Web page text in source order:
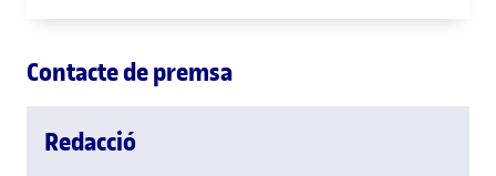
Contacte de premsa
Redacció